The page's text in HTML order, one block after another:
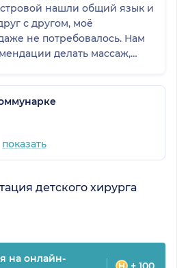
нашли общий язык и
с другом, моё
не потребовалось. Нам
делать массаж,
применения препаратов,
Доктор хорошая,
показать
детского хирурга
на онлайн-